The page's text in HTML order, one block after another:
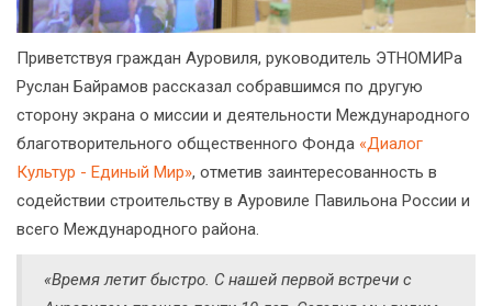
Приветствуя граждан Ауровиля, руководитель ЭТНОМИРа
Руслан Байрамов рассказал собравшимся по другую
сторону экрана о миссии и деятельности Международного
благотворительного общественного Фонда «Диалог
Культур - Единый Мир», отметив заинтересованность в
содействии строительству в Ауровиле Павильона России и
всего Международного района.
«Время летит быстро. С нашей первой встречи с